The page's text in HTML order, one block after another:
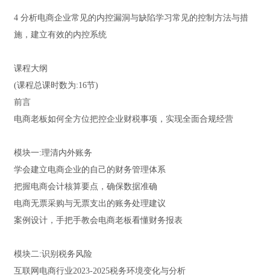
4 分析电商企业常见的内控漏洞与缺陷学习常见的控制方法与措
施，建立有效的内控系统
课程大纲
(课程总课时数为:16节)
前言
电商老板如何全方位把控企业财税事项，实现全面合规经营
模块一:理清内外账务
学会建立电商企业的自己的财务管理体系
把握电商会计核算要点，确保数据准确
电商无票采购与无票支出的账务处理建议
案例设计，手把手教会电商老板看懂财务报表
模块二:识别税务风险
互联网电商行业2023-2025税务环境变化与分析